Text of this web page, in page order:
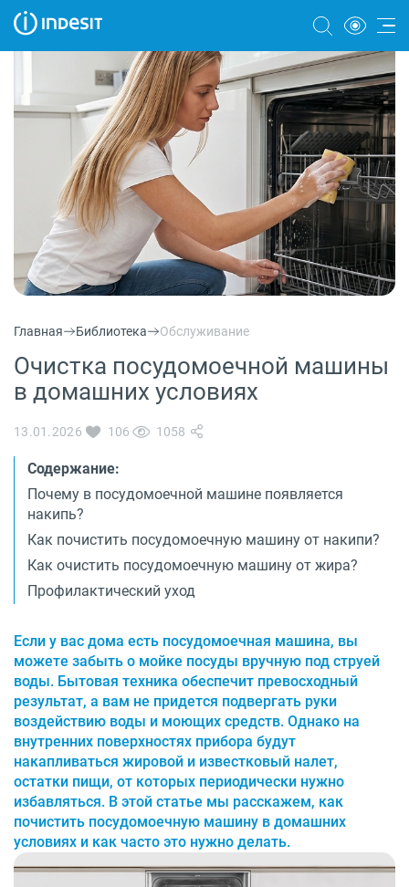
Холодильники
Морозильные камеры
Стиральные и сушильные машины
Посудомоечные машины
Плиты
Духовые шкафы
Вытяжки
Варочные панели
Микроволновые печи
Технологии
Сервис
Вопрос-ответ
Библиотека
Главная Библиотека Обслуживание
Очистка посудомоечной машины
в домашних условиях
13.01.2026 106 1058
Содержание:
Почему в посудомоечной машине появляется
накипь?
Как почистить посудомоечную машину от накипи?
Как очистить посудомоечную машину от жира?
Профилактический уход
Если у вас дома есть посудомоечная машина, вы
можете забыть о мойке посуды вручную под струей
воды. Бытовая техника обеспечит превосходный
результат, а вам не придется подвергать руки
воздействию воды и моющих средств. Однако на
внутренних поверхностях прибора будут
накапливаться жировой и известковый налет,
остатки пищи, от которых периодически нужно
избавляться. В этой статье мы расскажем, как
почистить посудомоечную машину в домашних
условиях и как часто это нужно делать.